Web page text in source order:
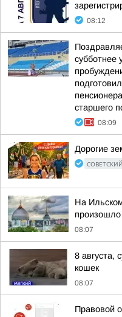
08:12
субботнее
старшего
08:09
Дорогие
СОВЕТСКИЙ
На
произошло
08:07
8 августа,
кошек
08:07
Правовой